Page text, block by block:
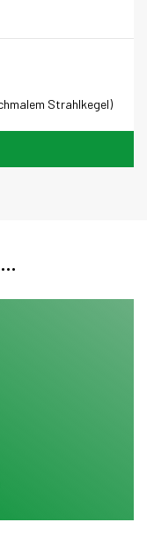
Strahlkegel)
…